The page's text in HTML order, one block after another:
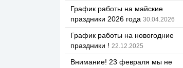
График работы на майские
праздники 2026 года 30.04.2026
График работы на новогодние
праздники ! 22.12.2025
Внимание! 23 февраля мы не